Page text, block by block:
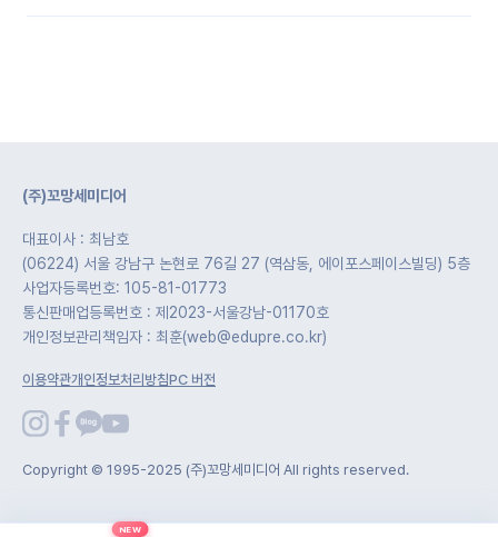
(주)꼬망세미디어
대표이사 : 최남호
(06224) 서울 강남구 논현로 76길 27 (역삼동, 에이포스페이스빌딩) 5층
사업자등록번호: 105-81-01773
통신판매업등록번호 : 제2023-서울강남-01170호
개인정보관리책임자 : 최훈(web@edupre.co.kr)
이용약관개인정보처리방침PC 버전
Copyright © 1995-2025 (주)꼬망세미디어 All rights reserved.
NEW